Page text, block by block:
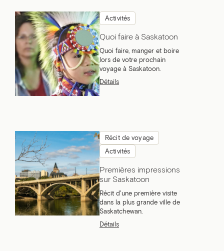
Activités
Quoi faire à Saskatoon
Quoi faire, manger et boire
lors de votre prochain
voyage à Saskatoon.
Détails
Récit de voyage
Activités
Premières impressions
sur Saskatoon
Récit d'une première visite
dans la plus grande ville de
Saskatchewan.
Détails